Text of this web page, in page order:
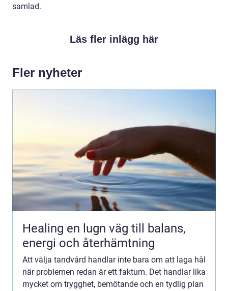
samlad.
Läs fler inlägg här
Fler nyheter
Healing en lugn väg till balans,
energi och återhämtning
Att välja tandvård handlar inte bara om att laga hål
när problemen redan är ett faktum. Det handlar lika
mycket om trygghet, bemötande och en tydlig plan